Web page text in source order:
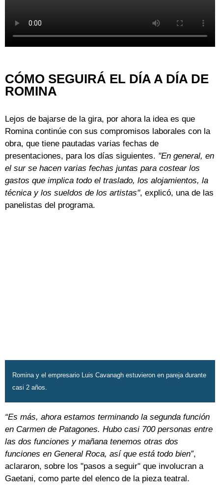
CÓMO SEGUIRÁ EL DÍA A DÍA DE
ROMINA
Lejos de bajarse de la gira, por ahora la idea es que
Romina continúe con sus compromisos laborales con la
obra, que tiene pautadas varias fechas de
presentaciones, para los días siguientes. "En general, en
el sur se hacen varias fechas juntas para costear los
gastos que implica todo el traslado, los alojamientos, la
técnica y los sueldos de los artistas", explicó, una de las
panelistas del programa.
Romina y el empresario Luis Cavanagh estuvieron en pareja durante
casi 2 años.
“Es más, ahora estamos terminando la segunda función
en Carmen de Patagones. Hubo casi 700 personas entre
las dos funciones y mañana tenemos otras dos
funciones en General Roca, así que está todo bien”,
aclararon, sobre los "pasos a seguir" que involucran a
Gaetani, como parte del elenco de la pieza teatral.